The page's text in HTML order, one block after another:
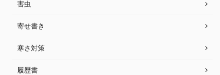
害虫
寄せ書き
寒さ対策
履歴書